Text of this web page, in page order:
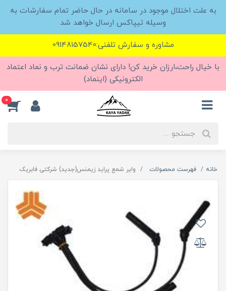
به علت اختلال موجود در سامانه در حال حاضر تمام سفارشات به
وسیله تیپاکس ارسال خواهد شد
مشاوره و سفارش تلفنی:09148157540
با خیال راحت،ارزان خرید کن! دارای نشان ضمانت ترب و نماد اعتماد
الکترونیکی (اینماد)
0
خانه فهرست محصولات وایر شمع پراید زیمنس(جدید) شرکتی فابریک